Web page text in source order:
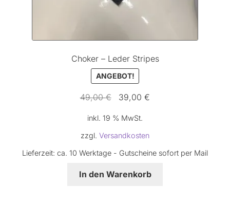
Choker – Leder Stripes
ANGEBOT!
49,00€
Ursprünglicher
war:
49,00 €
39,00€
inkl. 19 % MwSt.
zzgl. Versandkosten
Lieferzeit: ca. 10 Werktage - Gutscheine sofort per Mail
In den Warenkorb